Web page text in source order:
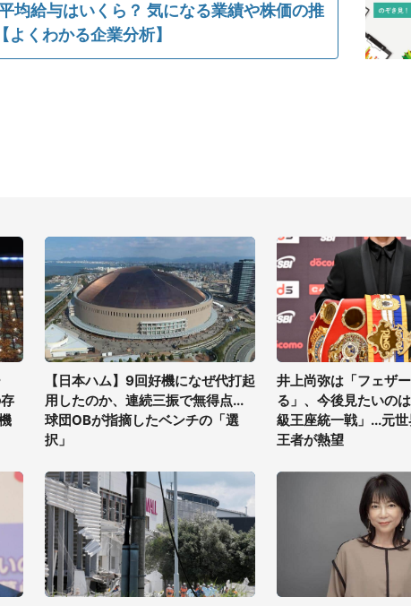
均給与はいくら？ 気になる業績や株価の推
よくわかる企業分析】
【日本ハム】9回好機になぜ代打起
用したのか、連続三振で無得点...
球団OBが指摘したベンチの「選
択」
井上尚弥は「フェザ
る」、今後見たいの
級王座統一戦」...元
王者が熱望